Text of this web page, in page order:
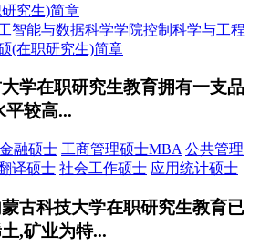
究生)简章
智能与数据科学学院控制科学与工程
(在职研究生)简章
学在职研究生教育拥有一支品
平较高...
金融硕士 工商管理硕士MBA 公共管理
译硕士 社会工作硕士 应用统计硕士
古科技大学在职研究生教育已
,矿业为特...